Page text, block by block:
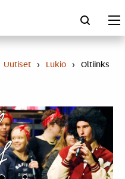
Uutiset › Lukio › Oltiinks